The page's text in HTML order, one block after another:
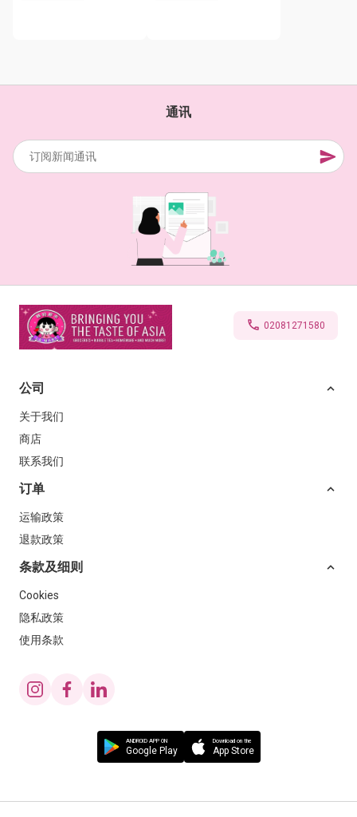
通讯
02081271580
公司
关于我们
商店
联系我们
订单
运输政策
退款政策
条款及细则
Cookies
隐私政策
使用条款
ANDROID APP ON
Google Play
Download on the
App Store